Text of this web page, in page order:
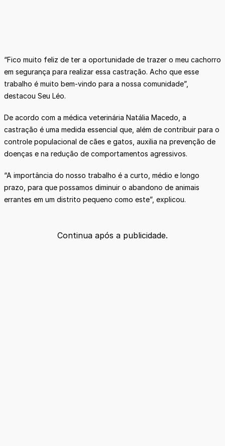
“Fico muito feliz de ter a oportunidade de trazer o meu cachorro
em segurança para realizar essa castração. Acho que esse
trabalho é muito bem-vindo para a nossa comunidade”,
destacou Seu Léo.
De acordo com a médica veterinária Natália Macedo, a
castração é uma medida essencial que, além de contribuir para o
controle populacional de cães e gatos, auxilia na prevenção de
doenças e na redução de comportamentos agressivos.
“A importância do nosso trabalho é a curto, médio e longo
prazo, para que possamos diminuir o abandono de animais
errantes em um distrito pequeno como este”, explicou.
Continua após a publicidade.